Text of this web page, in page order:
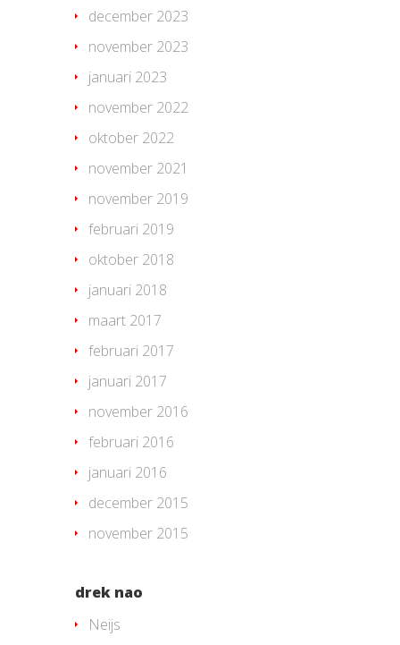
december 2023
november 2023
januari 2023
november 2022
oktober 2022
november 2021
november 2019
februari 2019
oktober 2018
januari 2018
maart 2017
februari 2017
januari 2017
november 2016
februari 2016
januari 2016
december 2015
november 2015
drek nao
Neijs